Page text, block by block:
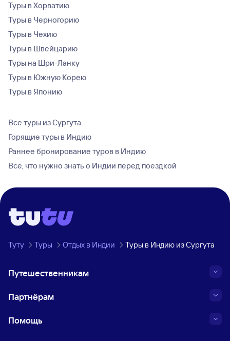
Туры в Хорватию
Туры в Черногорию
Туры в Чехию
Туры в Швейцарию
Туры на Шри-Ланку
Туры в Южную Корею
Туры в Японию
Все туры из Сургута
Горящие туры в Индию
Раннее бронирование туров в Индию
Все, что нужно знать о Индии перед поездкой
Туту Туры Отдых в Индии Туры в Индию из Сургута
Путешественникам
Партнёрам
Помощь